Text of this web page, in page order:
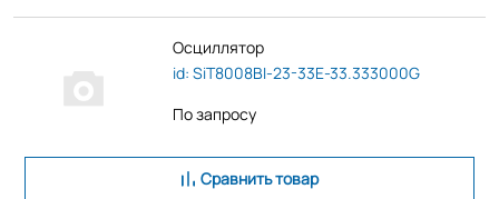
Осциллятор
id: SiT8008BI-23-33E-33.333000G
По запросу
Сравнить товар